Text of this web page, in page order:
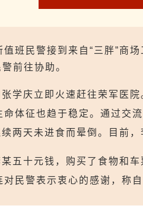
班民警接到来自“三胖”商
前往协助。
学庆立即火速赶往荣军医
体征也趋于稳定。通过交
两天未进食而晕倒。目前
五十元钱，购买了食物和
民警表示衷心的感谢，称